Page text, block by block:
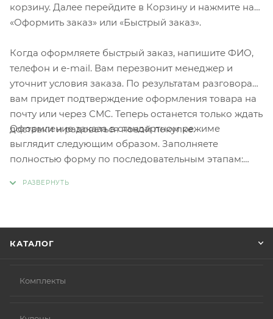
корзину. Далее перейдите в Корзину и нажмите на
«Оформить заказ» или «Быстрый заказ».
Когда оформляете быстрый заказ, напишите ФИО,
телефон и e-mail. Вам перезвонит менеджер и
уточнит условия заказа. По результатам разговора
вам придет подтверждение оформления товара на
почту или через СМС. Теперь останется только ждать
доставки и радоваться новой покупке.
Оформление заказа в стандартном режиме
выглядит следующим образом. Заполняете
полностью форму по последовательным этапам:
КАТАЛОГ
Комплекты